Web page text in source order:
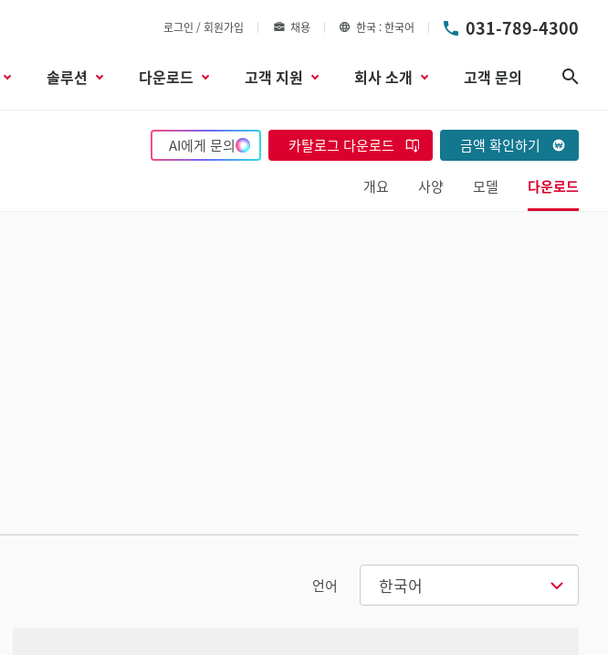
로그인 / 회원가입 채용 한국 한국어 031-789-4300
솔루션 다운로드 고객 지원 회사 소개 고객 문의
AI에게 문의 카탈로그 다운로드 금액 확인하기
개요 사양 모델 다운로드
언어 한국어